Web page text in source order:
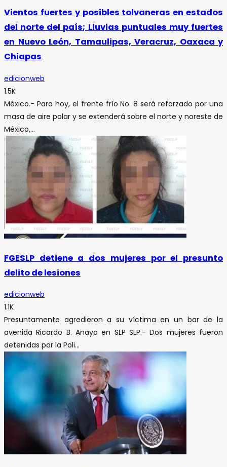
Vientos fuertes y posibles tolvaneras en estados
del norte del país; Lluvias puntuales muy fuertes
en Nuevo León, Tamaulipas, Veracruz, Oaxaca y
Chiapas
edicionweb
1.5K
México.- Para hoy, el frente frío No. 8 será reforzado por una
masa de aire polar y se extenderá sobre el norte y noreste de
México,...
FGESLP detiene a dos mujeres por el presunto
delito de lesiones
edicionweb
1.1K
Presuntamente agredieron a su víctima en un bar de la
avenida Ricardo B. Anaya en SLP SLP.- Dos mujeres fueron
detenidas por la Poli...